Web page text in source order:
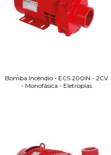
Bomba Incêndio - ECS 200IN - 2CV
- Monofásica - Eletroplas